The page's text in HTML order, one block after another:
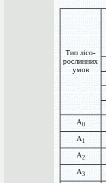
Тип лісо-
рослинних
умов
A0
A1
A2
A3